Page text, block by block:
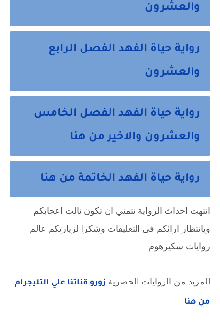
والعشرون
رواية حياة الفهد الفصل الرابع
والعشرون
رواية حياة الفهد الفصل الخامس
والعشرون والاخير من هنا
رواية حياة الفهد الخاتمة من هنا
انتهت احداث الرواية نتمني ان تكون نالت اعجابكم
وبانتظار ارائكم في التعليقات وشكرا لزيارتكم عالم
روايات سكيرهوم
للمزيد من الروايات الحصرية زورو قناتنا علي التليجرام
من هنا